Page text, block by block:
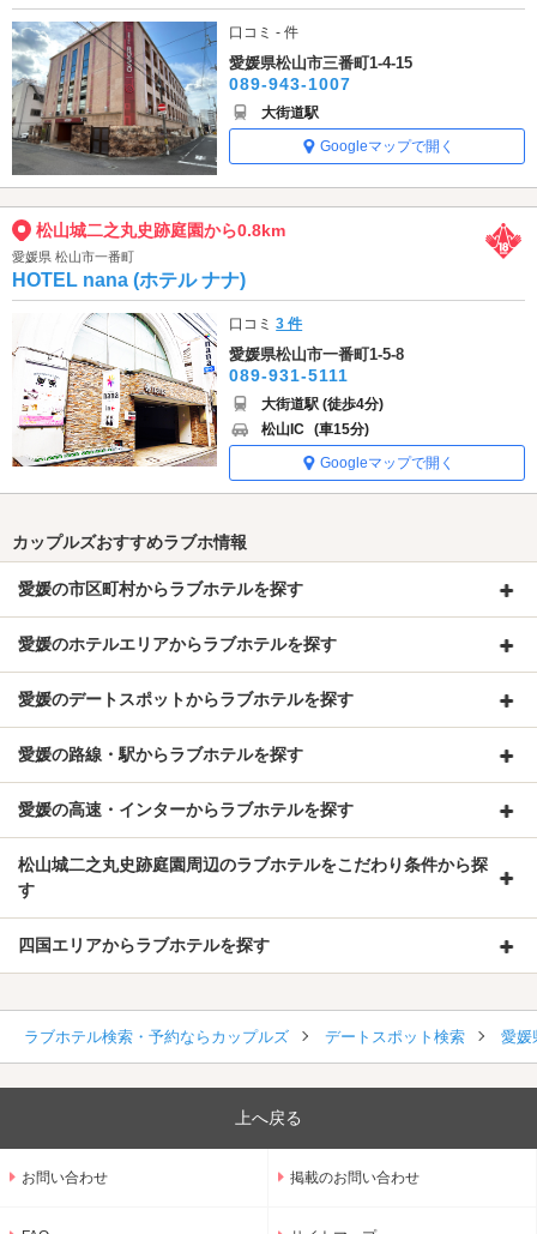
口コミ - 件
愛媛県松山市三番町1-4-15
089-943-1007
大街道駅
Googleマップで開く
松山城二之丸史跡庭園から0.8km
愛媛県 松山市一番町
HOTEL nana (ホテル ナナ)
口コミ3 件
愛媛県松山市一番町1-5-8
089-931-5111
大街道駅 (徒歩4分)
松山IC (車15分)
Googleマップで開く
カップルズおすすめラブホ情報
愛媛の市区町村からラブホテルを探す
愛媛のホテルエリアからラブホテルを探す
愛媛のデートスポットからラブホテルを探す
愛媛の路線・駅からラブホテルを探す
愛媛の高速・インターからラブホテルを探す
松山城二之丸史跡庭園周辺のラブホテルをこだわり条件から探
す
四国エリアからラブホテルを探す
ラブホテル検索・予約ならカップルズ デートスポット検索 愛媛
上へ戻る
お問い合わせ 掲載のお問い合わせ